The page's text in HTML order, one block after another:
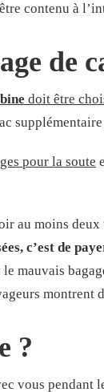
contenu à
de
doit être
pour la soute
au moins deux
c’est de
mauvais
montrent
?
vous pendant